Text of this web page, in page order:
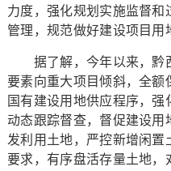
力度，强化规划实施监督和
管理，规范做好建设项目用
据了解，今年以来，黔
要素向重大项目倾斜，全额
国有建设用地供应程序，
动态跟踪督查，督促建设用
发利用土地，严控新增闲置
要求，有序盘活存量土地，